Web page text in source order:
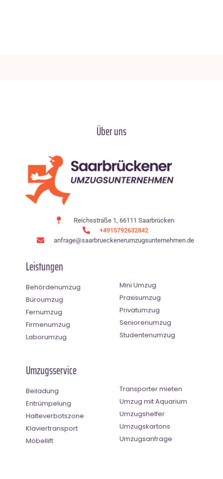
Über uns
Reichsstraße 1, 66111 Saarbrücken
+4915792632842
anfrage@saarbrueckenerumzugsunternehmen.de
Leistungen
Behördenumzug
Büroumzug
Fernumzug
Firmenumzug
Laborumzug
Mini Umzug
Praxisumzug
Privatumzug
Seniorenumzug
Studentenumzug
Umzugsservice
Beiladung
Entrümpelung
Halteverbotszone
Klaviertransport
Möbellift
Transporter mieten
Umzug mit Aquarium
Umzugshelfer
Umzugskartons
Umzugsanfrage